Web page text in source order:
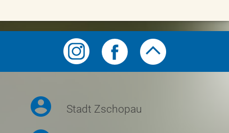
Symbolmenü
Stadt Zschopau